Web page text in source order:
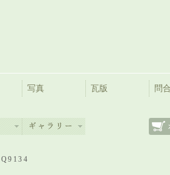
写真 瓦版 問合
Q9134